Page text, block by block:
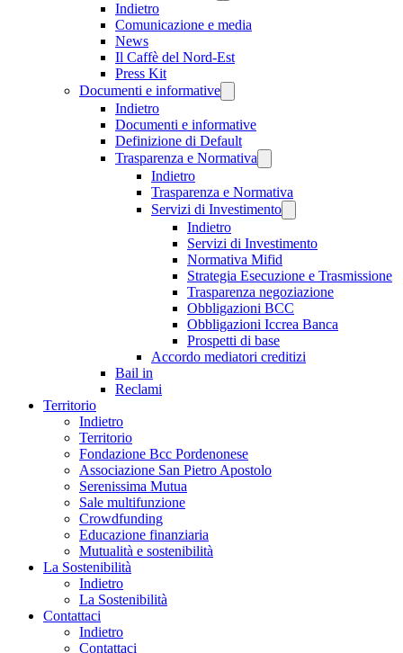
Indietro
Comunicazione e media
News
Il Caffè del Nord-Est
Press Kit
Documenti e informative
Indietro
Documenti e informative
Definizione di Default
Trasparenza e Normativa
Indietro
Trasparenza e Normativa
Servizi di Investimento
Indietro
Servizi di Investimento
Normativa Mifid
Strategia Esecuzione e Trasmissione
Trasparenza negoziazione
Obbligazioni BCC
Obbligazioni Iccrea Banca
Prospetti di base
Accordo mediatori creditizi
Bail in
Reclami
Territorio
Indietro
Territorio
Fondazione Bcc Pordenonese
Associazione San Pietro Apostolo
Serenissima Mutua
Sale multifunzione
Crowdfunding
Educazione finanziaria
Mutualità e sostenibilità
La Sostenibilità
Indietro
La Sostenibilità
Contattaci
Indietro
Contattaci